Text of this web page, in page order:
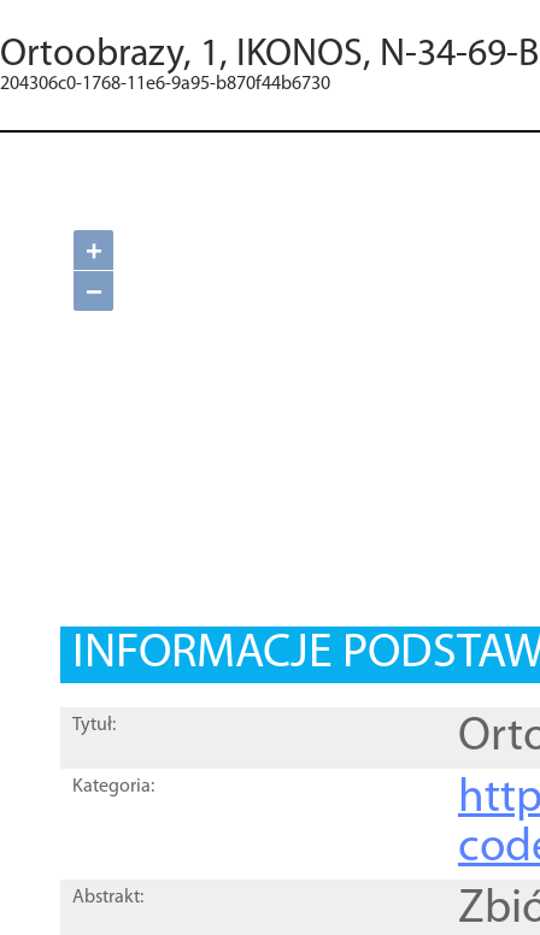
Ortoobrazy, 1, IKONOS, N-34-69-
204306c0-1768-11e6-9a95-b870f44b6730
+
−
INFORMACJE
Tytuł:
Kategoria:
Abstrakt: